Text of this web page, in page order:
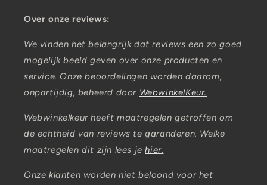
Over onze reviews:
We vinden het belangrijk dat reviews een zo goed
mogelijk beeld geven over onze producten en
service. Onze beoordelingen worden daarom,
onpartijdig, beheerd door WebwinkelKeur.
Webwinkelkeur heeft maatregelen getroffen om
de echtheid van reviews te garanderen. Welke
maatregelen dit zijn lees jehier.
Onze klanten worden niet beloond voor het